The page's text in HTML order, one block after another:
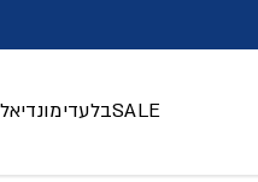
SALEבלעדימונדיאל 2026